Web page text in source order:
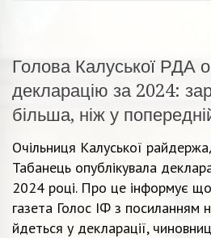
Голова Калуської РДА
декларацію за 2024:
більша, ніж у
Очільниця Калуської
Табанець опублікувала
2024 році. Про це інформує
газета Голос ІФ з посиланням
йдеться у декларації,